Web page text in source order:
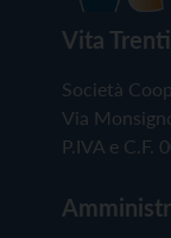
Vita
Società
Via
P.IVA e C.F.